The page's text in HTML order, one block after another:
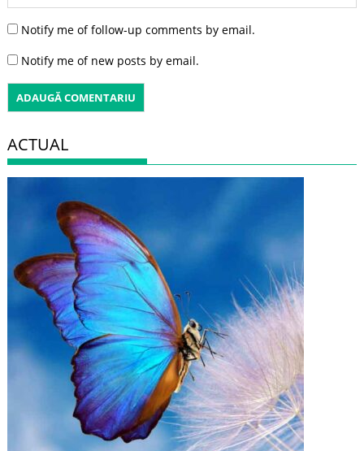
Notify me of follow-up comments by email.
Notify me of new posts by email.
ACTUAL